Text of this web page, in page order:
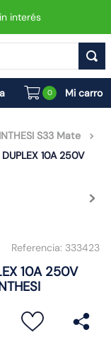
interés
0
S33 Mate
10A 250V
Referencia: 333423
10A 250V
MÁS BUSCADOS
vial led neo
led